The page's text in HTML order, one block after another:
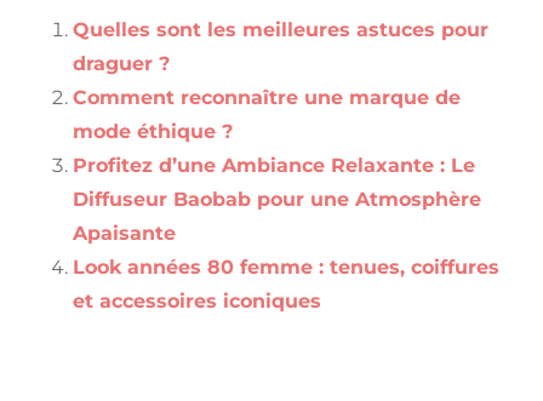
Quelles sont les meilleures astuces pour
draguer ?
Comment reconnaître une marque de
mode éthique ?
Profitez d’une Ambiance Relaxante : Le
Diffuseur Baobab pour une Atmosphère
Apaisante
Look années 80 femme : tenues, coiffures
et accessoires iconiques